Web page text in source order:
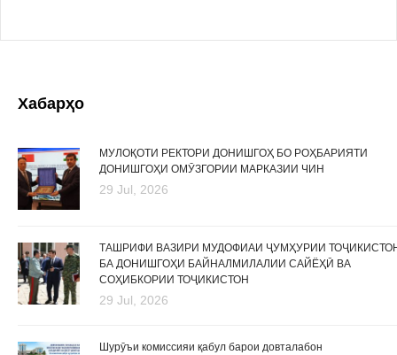
Хабарҳо
МУЛОҚОТИ РЕКТОРИ ДОНИШГОҲ БО РОҲБАРИЯТИ
ДОНИШГОҲИ ОМӮЗГОРИИ МАРКАЗИИ ЧИН
29 Jul, 2026
ТАШРИФИ ВАЗИРИ МУДОФИАИ ҶУМҲУРИИ
БА ДОНИШГОҲИ БАЙНАЛМИЛАЛИИ САЙЁҲӢ ВА
СОҲИБКОРИИ ТОҶИКИСТОН
29 Jul, 2026
Шурӯъи комиссияи қабул барои довталабон